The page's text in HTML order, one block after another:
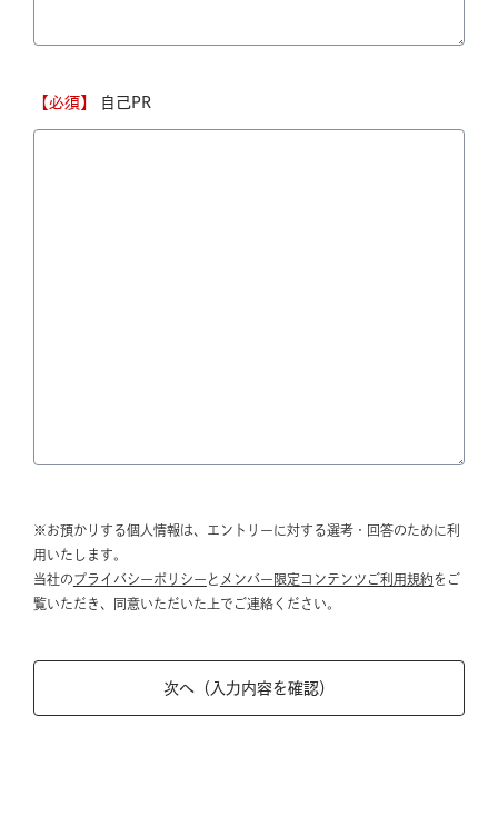
【必須】 自己PR
※お預かりする個人情報は、エントリーに対する選考・回答のために利
用いたします。
当社のプライバシーポリシー と メンバー限定コンテンツご利用規約をご
覧いただき、同意いただいた上でご連絡ください。